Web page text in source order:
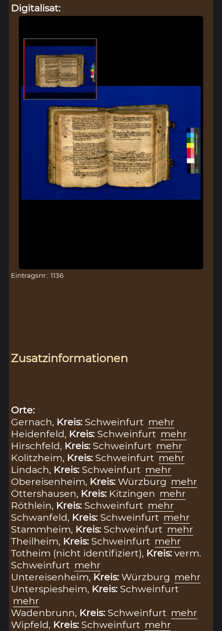
Digitalisat:
Eintragsnr.: 1136
Zusatzinformationen
Orte:
Gernach, Kreis: Schweinfurt mehr
Heidenfeld, Kreis: Schweinfurt mehr
Hirschfeld, Kreis: Schweinfurt mehr
Kolitzheim, Kreis: Schweinfurt mehr
Lindach, Kreis: Schweinfurt mehr
Obereisenheim, Kreis:Würzburg mehr
Öttershausen, Kreis: Kitzingen mehr
Röthlein, Kreis: Schweinfurt mehr
Schwanfeld, Kreis: Schweinfurt mehr
Stammheim, Kreis: Schweinfurt mehr
Theilheim, Kreis: Schweinfurt mehr
Totheim (nicht identifiziert), Kreis:verm.
Schweinfurt mehr
Untereisenheim, Kreis:Würzburg mehr
Unterspiesheim, Kreis: Schweinfurt
mehr
Wadenbrunn, Kreis: Schweinfurt mehr
Wipfeld, Kreis: Schweinfurt mehr